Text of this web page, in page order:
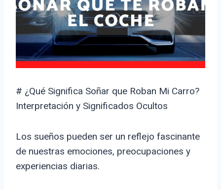
# ¿Qué Significa Soñar que Roban Mi Carro?
Interpretación y Significados Ocultos
Los sueños pueden ser un reflejo fascinante
de nuestras emociones, preocupaciones y
experiencias diarias.